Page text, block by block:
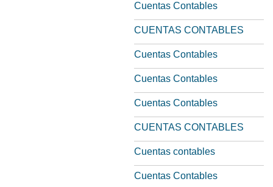
Cuentas Contables
CUENTAS CONTABLES
Cuentas Contables
Cuentas Contables
Cuentas Contables
CUENTAS CONTABLES
Cuentas contables
Cuentas Contables